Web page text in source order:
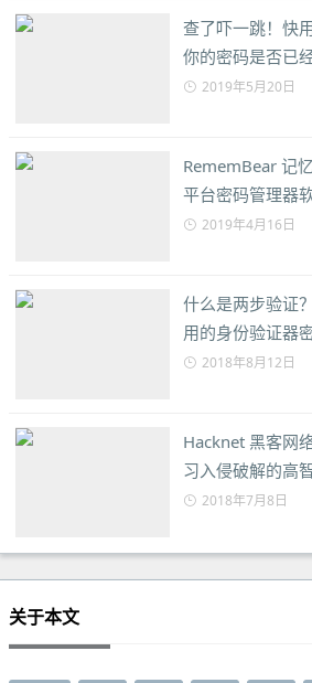
查了吓一跳！快
你的密码是否已
2019年5月20日
RememBear 记
平台密码管理器
2019年4月16日
什么是两步验证
用的身份验证器
2018年8月12日
Hacknet 黑客网
习入侵破解的高
2018年7月8日
关于本文